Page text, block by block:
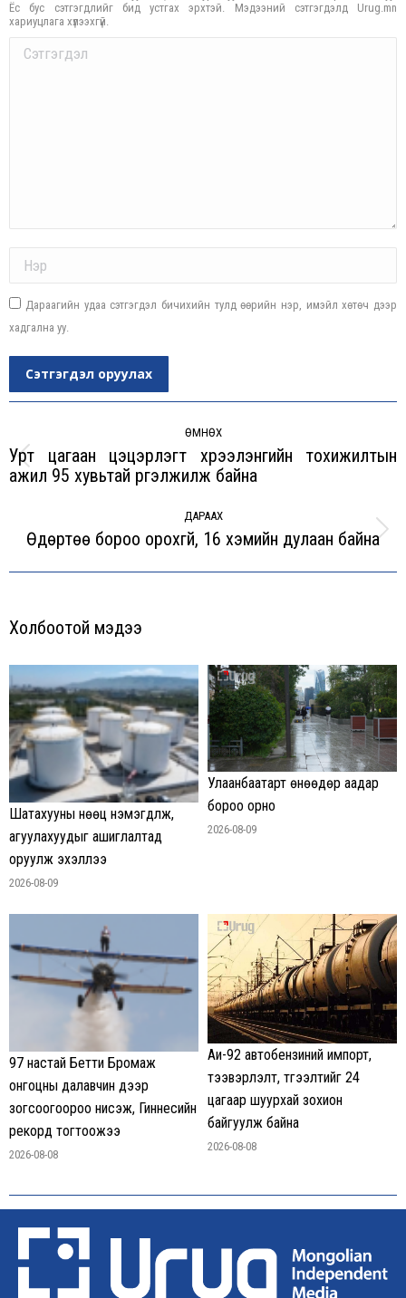
Ёс бус сэтгэгдлийг бид устгах эрхтэй. Мэдээний сэтгэгдэлд Urug.mn
хариуцлага хүлээхгүй.
Comment
Дараагийн удаа сэтгэгдэл бичихийн тулд өөрийн нэр, имэйл хөтөч дээр
хадгална уу.
Сэтгэгдэл оруулах
ӨМНӨХ
Previous
Урт цагаан цэцэрлэгт хүрээлэнгийн тохижилтын
ажил 95 хувьтай үргэлжилж байна
ДАРААХ
Next
Өдөртөө бороо орохгүй, 16 хэмийн дулаан байна
Холбоотой мэдээ
Шатахууны нөөц нэмэгдүүлж,
агуулахуудыг ашиглалтад
оруулж эхэллээ
2026-08-09
Улаанбаатарт өнөөдөр аадар
бороо орно
2026-08-09
97 настай Бетти Бромаж
онгоцны далавчин дээр
зогсоогоороо нисэж, Гиннесийн
рекорд тогтоожээ
2026-08-08
Аи-92 автобензиний импорт,
тээвэрлэлт, түгээлтийг 24
цагаар шуурхай зохион
байгуулж байна
2026-08-08